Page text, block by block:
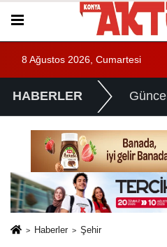
8 Ağustos 2026, Cumartesi
HABERLER Güncel
Haberler Şehir